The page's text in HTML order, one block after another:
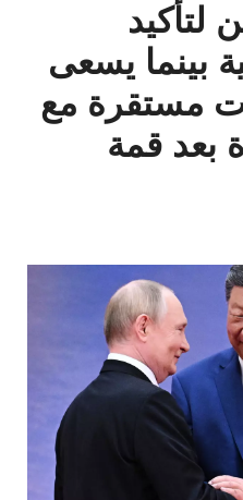
لتأكيد
بينما يسعى
مستقرة مع
بعد قمة